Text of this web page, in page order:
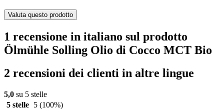
Valuta questo prodotto
1 recensione in italiano sul prodotto
Ölmühle Solling Olio di Cocco MCT Bio
2 recensioni dei clienti in altre lingue
5,0 su 5 stelle
5 stelle
5 (100%)